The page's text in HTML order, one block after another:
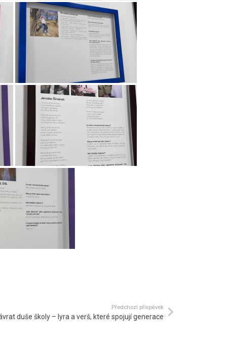
Předchozí příspěvek
duše školy – lyra a verš, které spojují generace